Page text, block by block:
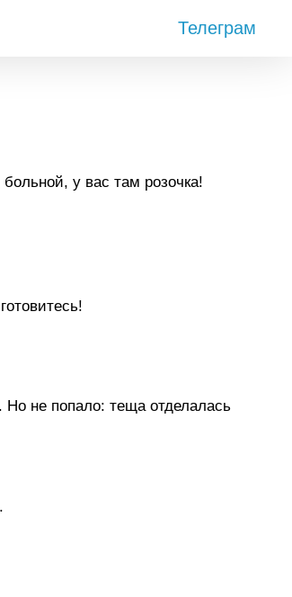
Телеграм
у вас там розочка!
не попало: теща отделалась